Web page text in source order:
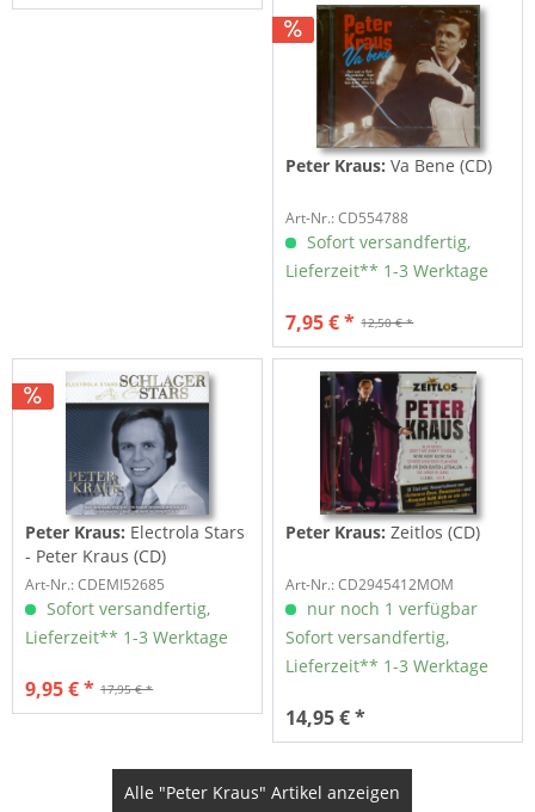
Peter Kraus: Va Bene (CD)
Art-Nr.: CD554788
Sofort versandfertig,
Lieferzeit** 1-3 Werktage
12,50 € *
7,95 € *
Peter Kraus: Electrola Stars
- Peter Kraus (CD)
Art-Nr.: CDEMI52685
Sofort versandfertig,
Lieferzeit** 1-3 Werktage
17,95 € *
9,95 € *
Peter Kraus: Zeitlos (CD)
Art-Nr.: CD2945412MOM
nur noch 1 verfügbar
Sofort versandfertig,
Lieferzeit** 1-3 Werktage
14,95 € *
Alle "Peter Kraus" Artikel anzeigen